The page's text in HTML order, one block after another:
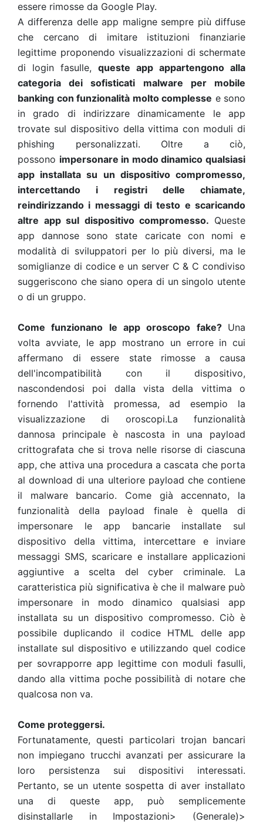
essere rimosse da Google Play.
A differenza delle app maligne sempre più diffuse
che cercano di imitare istituzioni finanziarie
legittime proponendo visualizzazioni di schermate
di login fasulle, queste app appartengono alla
categoria dei sofisticati malware per mobile
banking con funzionalità molto complesse e sono
in grado di indirizzare dinamicamente le app
trovate sul dispositivo della vittima con moduli di
phishing personalizzati. Oltre a ciò,
possono impersonare in modo dinamico qualsiasi
app installata su un dispositivo compromesso,
intercettando i registri delle chiamate,
reindirizzando i messaggi di testo e scaricando
altre app sul dispositivo compromesso. Queste
app dannose sono state caricate con nomi e
modalità di sviluppatori per lo più diversi, ma le
somiglianze di codice e un server C & C condiviso
suggeriscono che siano opera di un singolo utente
o di un gruppo.
Come funzionano le app oroscopo fake? Una
volta avviate, le app mostrano un errore in cui
affermano di essere state rimosse a causa
dell'incompatibilità con il dispositivo,
nascondendosi poi dalla vista della vittima o
fornendo l'attività promessa, ad esempio la
visualizzazione di oroscopi.La funzionalità
dannosa principale è nascosta in una payload
crittografata che si trova nelle risorse di ciascuna
app, che attiva una procedura a cascata che porta
al download di una ulteriore payload che contiene
il malware bancario. Come già accennato, la
funzionalità della payload finale è quella di
impersonare le app bancarie installate sul
dispositivo della vittima, intercettare e inviare
messaggi SMS, scaricare e installare applicazioni
aggiuntive a scelta del cyber criminale. La
caratteristica più significativa è che il malware può
impersonare in modo dinamico qualsiasi app
installata su un dispositivo compromesso. Ciò è
possibile duplicando il codice HTML delle app
installate sul dispositivo e utilizzando quel codice
per sovrapporre app legittime con moduli fasulli,
dando alla vittima poche possibilità di notare che
qualcosa non va.
Come proteggersi.
Fortunatamente, questi particolari trojan bancari
non impiegano trucchi avanzati per assicurare la
loro persistenza sui dispositivi interessati.
Pertanto, se un utente sospetta di aver installato
una di queste app, può semplicemente
disinstallarle in Impostazioni> (Generale)>